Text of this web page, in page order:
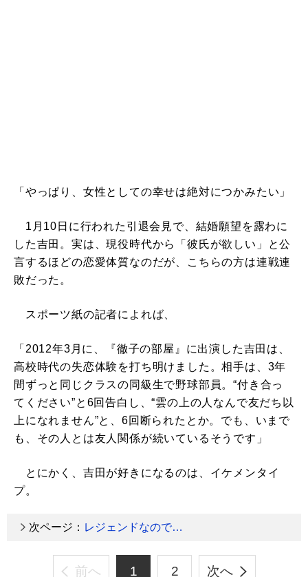
「やっぱり、女性としての幸せは絶対につかみたい」
1月10日に行われた引退会見で、結婚願望を露わに
した吉田。実は、現役時代から「彼氏が欲しい」と公
言するほどの恋愛体質なのだが、こちらの方は連戦連
敗だった。
スポーツ紙の記者によれば、
「2012年3月に、『徹子の部屋』に出演した吉田は、
高校時代の失恋体験を打ち明けました。相手は、3年
間ずっと同じクラスの同級生で野球部員。“付き合っ
てください”と6回告白し、“雲の上の人なんで友だち以
上になれません”と、6回断られたとか。でも、いまで
も、その人とは友人関係が続いているそうです」
とにかく、吉田が好きになるのは、イケメンタイ
プ。
次ページ： レジェンドなので…
前へ 1 2 次へ